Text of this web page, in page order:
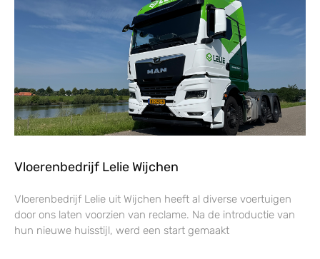
Vloerenbedrijf Lelie Wijchen
Vloerenbedrijf Lelie uit Wijchen heeft al diverse voertuigen
door ons laten voorzien van reclame. Na de introductie van
hun nieuwe huisstijl, werd een start gemaakt